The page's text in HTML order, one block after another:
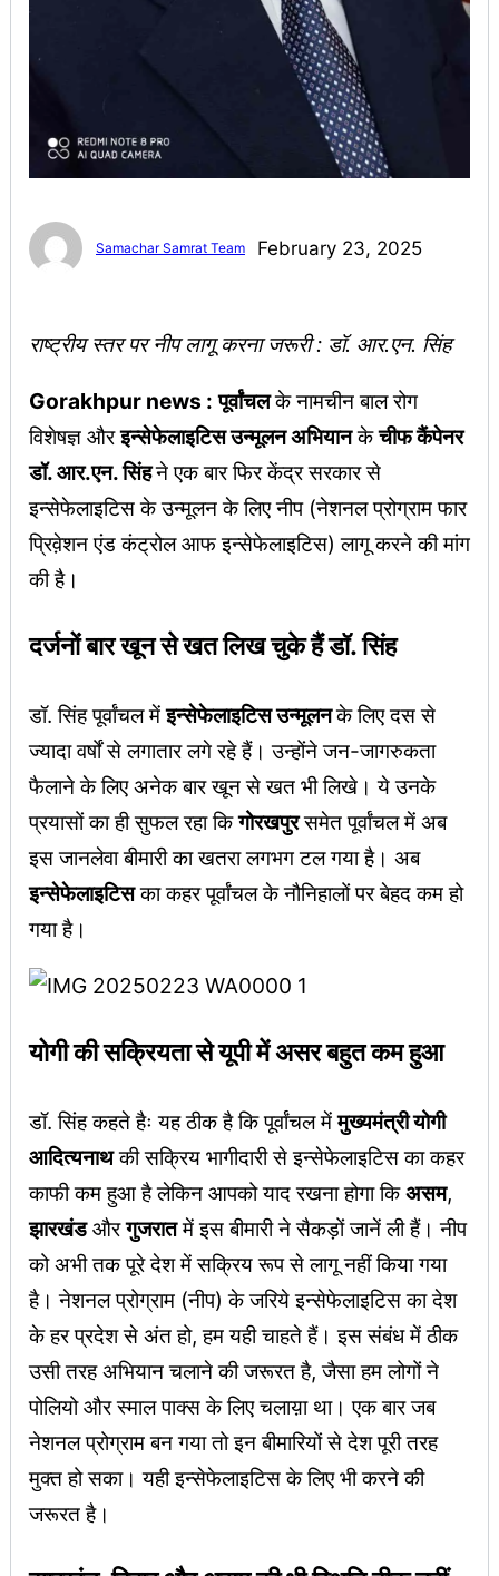
Samachar Samrat Team February 23, 2025
राष्ट्रीय स्तर पर नीप लागू करना जरूरी : डॉ. आर.एन. सिंह
Gorakhpur news : पूर्वांचलके नामचीन बाल रोग
विशेषज्ञ औरइन्सेफेलाइटिस उन्मूलन अभियानकेचीफ कैंपेनर
डॉ. आर.एन. सिंहने एक बार फिर केंद्र सरकार से
इन्सेफेलाइटिस के उन्मूलन के लिए नीप (नेशनल प्रोग्राम फार
प्रिवे़शन एंड कंट्रोल आफ इन्सेफेलाइटिस) लागू करने की मांग
की है।
दर्जनों बार खून से खत लिख चुके हैं डॉ. सिंह
डॉ. सिंह पूर्वांचल मेंइन्सेफेलाइटिस उन्मूलनके लिए दस से
ज्यादा वर्षों से लगातार लगे रहे हैं। उन्होंने जन-जागरुकता
फैलाने के लिए अनेक बार खून से खत भी लिखे। ये उनके
प्रयासों का ही सुफल रहा किगोरखपुरसमेत पूर्वांचल में अब
इस जानलेवा बीमारी का खतरा लगभग टल गया है। अब
इन्सेफेलाइटिसका कहर पूर्वांचल के नौनिहालों पर बेहद कम हो
गया है।
योगी की सक्रियता से यूपी में असर बहुत कम हुआ
डॉ. सिंह कहते हैः यह ठीक है कि पूर्वांचल मेंमुख्यमंत्री योगी
आदित्यनाथकी सक्रिय भागीदारी से इन्सेफेलाइटिस का कहर
काफी कम हुआ है लेकिन आपको याद रखना होगा किअसम,
झारखंडऔरगुजरातमें इस बीमारी ने सैकड़ों जानें ली हैं। नीप
को अभी तक पूरे देश में सक्रिय रूप से लागू नहीं किया गया
है। नेशनल प्रोग्राम (नीप) के जरिये इन्सेफेलाइटिस का देश
के हर प्रदेश से अंत हो, हम यही चाहते हैं। इस संबंध में ठीक
उसी तरह अभियान चलाने की जरूरत है, जैसा हम लोगों ने
पोलियो और स्माल पाक्स के लिए चलाय़ा था। एक बार जब
नेशनल प्रोग्राम बन गया तो इन बीमारियों से देश पूरी तरह
मुक्त हो सका। यही इन्सेफेलाइटिस के लिए भी करने की
जरूरत है।